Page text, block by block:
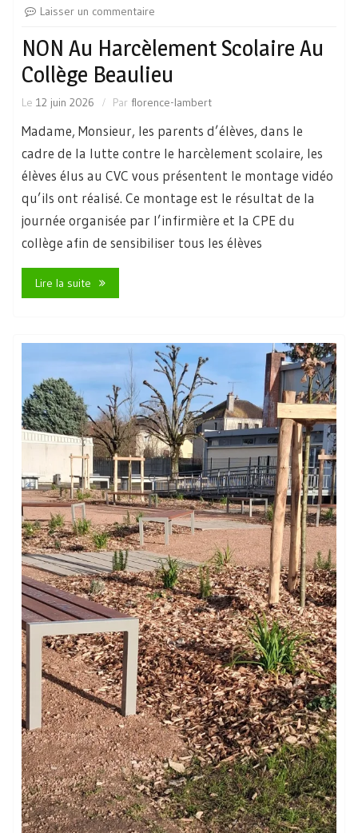
Laisser un commentaire
NON Au Harcèlement Scolaire Au
Collège Beaulieu
Le 12 juin 2026 Par florence-lambert
Madame, Monsieur, les parents d’élèves, dans le
cadre de la lutte contre le harcèlement scolaire, les
élèves élus au CVC vous présentent le montage vidéo
qu’ils ont réalisé. Ce montage est le résultat de la
journée organisée par l’infirmière et la CPE du
collège afin de sensibiliser tous les élèves
Lire la suite